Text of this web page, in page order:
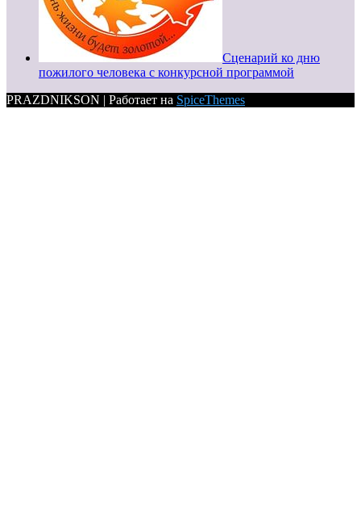
Сценарий ко дню
пожилого человека с конкурсной программой
PRAZDNIKSON | Работает на SpiceThemes